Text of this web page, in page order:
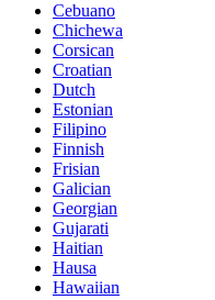
Cebuano
Chichewa
Corsican
Croatian
Dutch
Estonian
Filipino
Finnish
Frisian
Galician
Georgian
Gujarati
Haitian
Hausa
Hawaiian